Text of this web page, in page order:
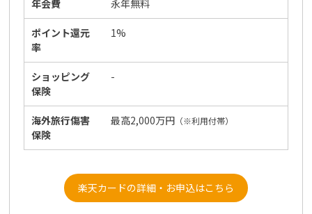
年会費 永年無料
ポイント還元
率
1%
ショッピング
保険
-
海外旅行傷害
保険
最高2,000万円（※利用付帯）
楽天カードの詳細・お申込はこちら